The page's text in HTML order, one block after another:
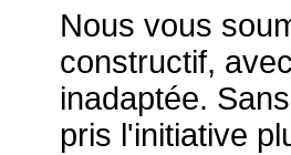
Nous vous
constructif,
inadaptée.
pris l'initiative